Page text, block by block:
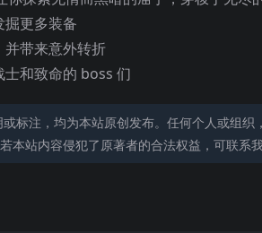
更多装备
并带来意外转折
和致命的 boss 们
标注，均为本站原创发布。任何个人或组
本站内容侵犯了原著者的合法权益，可联系我